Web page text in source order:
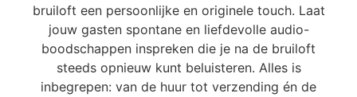
bruiloft een persoonlijke en originele touch. Laat
jouw gasten spontane en liefdevolle audio-
boodschappen inspreken die je na de bruiloft
steeds opnieuw kunt beluisteren. Alles is
inbegrepen: van de huur tot verzending én de